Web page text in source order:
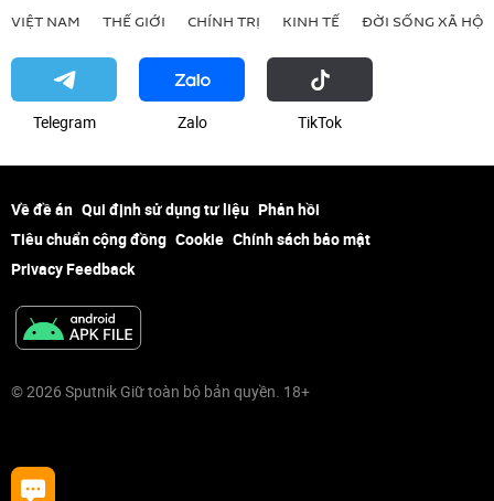
VIỆT NAM THẾ GIỚI CHÍNH TRỊ KINH TẾ ĐỜI SỐNG XÃ HỘI
Telegram Zalo ТikТоk
Về đề án Qui định sử dụng tư liệu Phản hồi
Tiêu chuẩn cộng đồng Cookie Chính sách bảo mật
Privacy Feedback
© 2026 Sputnik Giữ toàn bộ bản quyền. 18+